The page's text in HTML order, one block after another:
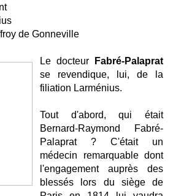
de Gonneville
Le docteur
Fabré-Palaprat
se revendique, lui, de la
filiation Larménius.
Tout d'abord, qui était
Bernard-Raymond Fabré-
Palaprat ? C'était un
médecin remarquable dont
l'engagement auprès des
blessés lors du siège de